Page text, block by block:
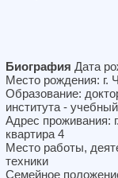
Биография Дата
Место рождения: г.
Образование:
института -
Адрес проживания:
квартира 4
Место работы,
техники
Семейное